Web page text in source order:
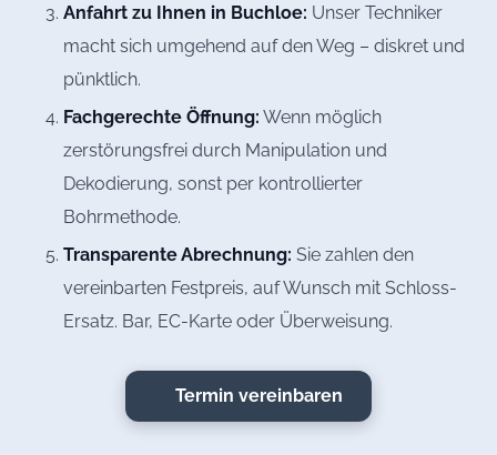
Anfahrt zu Ihnen in Buchloe: Unser Techniker
macht sich umgehend auf den Weg – diskret und
pünktlich.
Fachgerechte Öffnung: Wenn möglich
zerstörungsfrei durch Manipulation und
Dekodierung, sonst per kontrollierter
Bohrmethode.
Transparente Abrechnung: Sie zahlen den
vereinbarten Festpreis, auf Wunsch mit Schloss-
Ersatz. Bar, EC-Karte oder Überweisung.
Termin vereinbaren